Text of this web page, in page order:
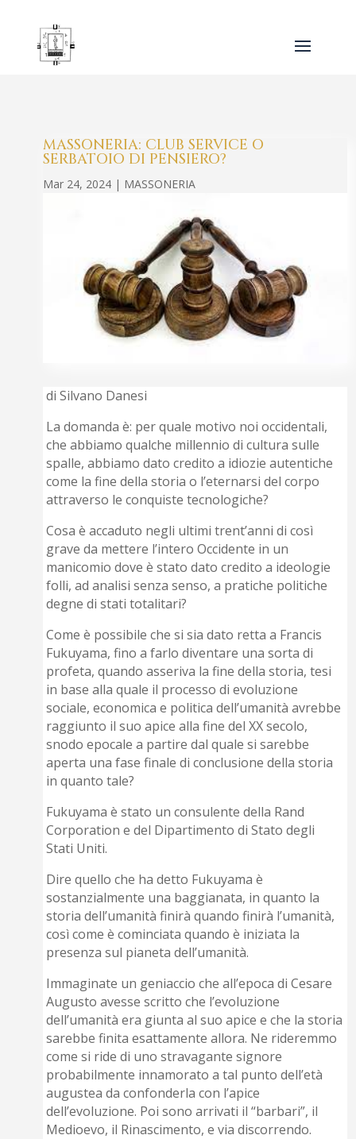
MASSONERIA: CLUB SERVICE O
SERBATOIO DI PENSIERO?
Mar 24, 2024 | MASSONERIA
di Silvano Danesi
La domanda è: per quale motivo noi occidentali,
che abbiamo qualche millennio di cultura sulle
spalle, abbiamo dato credito a idiozie autentiche
come la fine della storia o l’eternarsi del corpo
attraverso le conquiste tecnologiche?
Cosa è accaduto negli ultimi trent’anni di così
grave da mettere l’intero Occidente in un
manicomio dove è stato dato credito a ideologie
folli, ad analisi senza senso, a pratiche politiche
degne di stati totalitari?
Come è possibile che si sia dato retta a Francis
Fukuyama, fino a farlo diventare una sorta di
profeta, quando asseriva la fine della storia, tesi
in base alla quale il processo di evoluzione
sociale, economica e politica dell’umanità avrebbe
raggiunto il suo apice alla fine del XX secolo,
snodo epocale a partire dal quale si sarebbe
aperta una fase finale di conclusione della storia
in quanto tale?
Fukuyama è stato un consulente della Rand
Corporation e del Dipartimento di Stato degli
Stati Uniti.
Dire quello che ha detto Fukuyama è
sostanzialmente una baggianata, in quanto la
storia dell’umanità finirà quando finirà l’umanità,
così come è cominciata quando è iniziata la
presenza sul pianeta dell’umanità.
Immaginate un geniaccio che all’epoca di Cesare
Augusto avesse scritto che l’evoluzione
dell’umanità era giunta al suo apice e che la storia
sarebbe finita esattamente allora. Ne rideremmo
come si ride di uno stravagante signore
probabilmente innamorato a tal punto dell’età
augustea da confonderla con l’apice
dell’evoluzione. Poi sono arrivati il “barbari”, il
Medioevo, il Rinascimento, e via discorrendo.